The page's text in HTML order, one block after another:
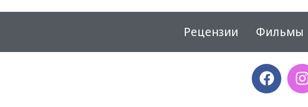
Рецензии Фильмы
F
a
c
I
s